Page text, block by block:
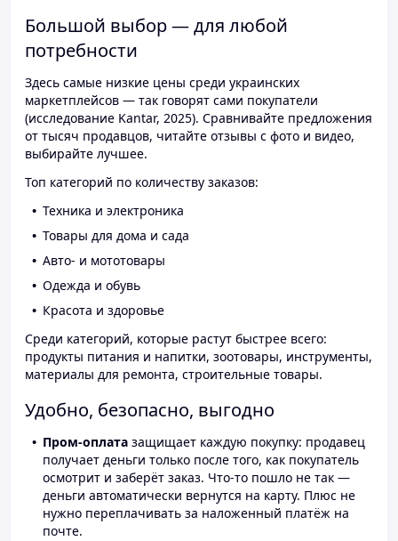
Большой выбор — для любой
потребности
Здесь самые низкие цены среди украинских
маркетплейсов — так говорят сами покупатели
(исследование Kantar, 2025). Сравнивайте предложения
от тысяч продавцов, читайте отзывы с фото и видео,
выбирайте лучшее.
Топ категорий по количеству заказов:
Техника и электроника
Товары для дома и сада
Авто- и мототовары
Одежда и обувь
Красота и здоровье
Среди категорий, которые растут быстрее всего:
продукты питания и напитки, зоотовары, инструменты,
материалы для ремонта, строительные товары.
Удобно, безопасно, выгодно
Пром-оплата защищает каждую покупку: продавец
получает деньги только после того, как покупатель
осмотрит и заберёт заказ. Что-то пошло не так —
деньги автоматически вернутся на карту. Плюс не
нужно переплачивать за наложенный платёж на
почте.